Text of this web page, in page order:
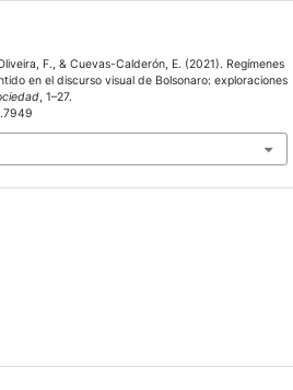
F., & Cuevas-Calderón, E. (2021). Regímenes
en el discurso visual de Bolsonaro: exploraciones
, 1–27.